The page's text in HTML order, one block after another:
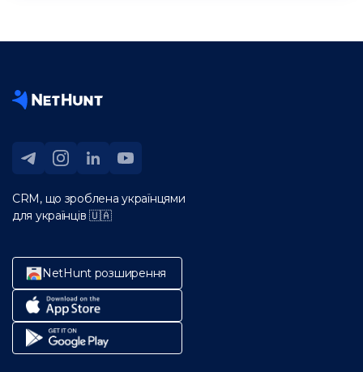
CRM, що зроблена українцями
для українців 🇺🇦
NetHunt розширення